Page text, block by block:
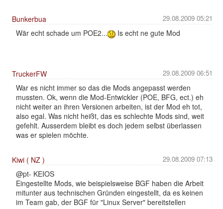
29.08.2009 05:21
Bunkerbua
Wär echt schade um POE2...
Is echt ne gute Mod
29.08.2009 06:51
TruckerFW
War es nicht immer so das die Mods angepasst werden
mussten. Ok, wenn die Mod-Entwickler (POE, BFG, ect.) eh
nicht weiter an ihren Versionen arbeiten, ist der Mod eh tot,
also egal. Was nicht heißt, das es schlechte Mods sind, weit
gefehlt. Ausserdem bleibt es doch jedem selbst überlassen
was er spielen möchte.
29.08.2009 07:13
Kiwi ( NZ )
@pt- KEIOS
Eingestellte Mods, wie beispielsweise BGF haben die Arbeit
mitunter aus technischen Gründen eingestellt, da es keinen
im Team gab, der BGF für "Linux Server" bereitstellen